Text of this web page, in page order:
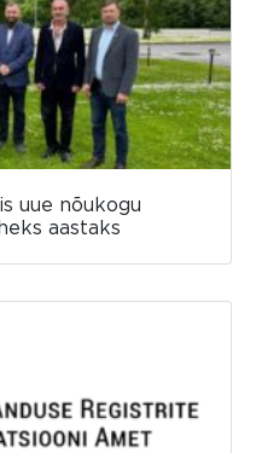
uue nõukogu
aastaks